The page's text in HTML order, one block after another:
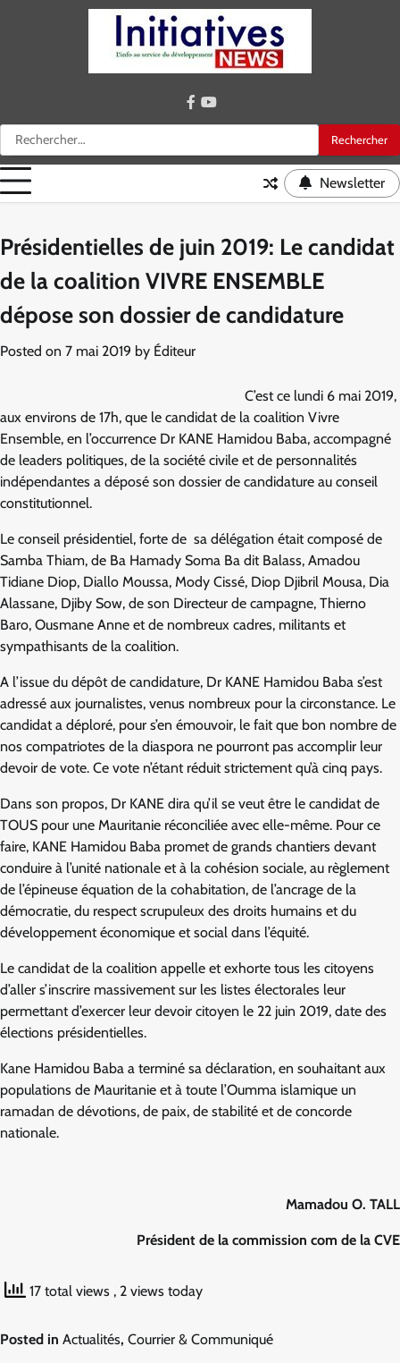
Rechercher :
facebook
youtube
Newsletter
Présidentielles de juin 2019: Le candidat
de la coalition VIVRE ENSEMBLE
dépose son dossier de candidature
Posted on 7 mai 2019 by Éditeur
C’est ce lundi 6 mai 2019,
aux environs de 17h, que le candidat de la coalition Vivre
Ensemble, en l’occurrence Dr KANE Hamidou Baba, accompagné
de leaders politiques, de la société civile et de personnalités
indépendantes a déposé son dossier de candidature au conseil
constitutionnel.
Le conseil présidentiel, forte de sa délégation était composé de
Samba Thiam, de Ba Hamady Soma Ba dit Balass, Amadou
Tidiane Diop, Diallo Moussa, Mody Cissé, Diop Djibril Mousa, Dia
Alassane, Djiby Sow, de son Directeur de campagne, Thierno
Baro, Ousmane Anne et de nombreux cadres, militants et
sympathisants de la coalition.
A l’issue du dépôt de candidature, Dr KANE Hamidou Baba s’est
adressé aux journalistes, venus nombreux pour la circonstance. Le
candidat a déploré, pour s’en émouvoir, le fait que bon nombre de
nos compatriotes de la diaspora ne pourront pas accomplir leur
devoir de vote. Ce vote n’étant réduit strictement qu’à cinq pays.
Dans son propos, Dr KANE dira qu’il se veut être le candidat de
TOUS pour une Mauritanie réconciliée avec elle-même. Pour ce
faire, KANE Hamidou Baba promet de grands chantiers devant
conduire à l’unité nationale et à la cohésion sociale, au règlement
de l’épineuse équation de la cohabitation, de l’ancrage de la
démocratie, du respect scrupuleux des droits humains et du
développement économique et social dans l’équité.
Le candidat de la coalition appelle et exhorte tous les citoyens
d’aller s’inscrire massivement sur les listes électorales leur
permettant d’exercer leur devoir citoyen le 22 juin 2019, date des
élections présidentielles.
Kane Hamidou Baba a terminé sa déclaration, en souhaitant aux
populations de Mauritanie et à toute l’Oumma islamique un
ramadan de dévotions, de paix, de stabilité et de concorde
nationale.
Mamadou O. TALL
Président de la commission com de la CVE
17 total views , 2 views today
Posted in Actualités, Courrier & Communiqué